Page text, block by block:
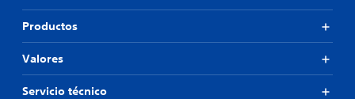
Productos
Valores
Servicio técnico